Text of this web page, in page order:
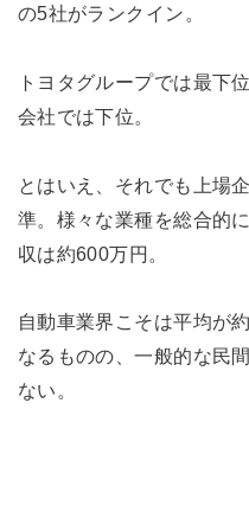
の5社がランクイン。
トヨタグループでは最下
会社では下位。
とはいえ、それでも上場
準。様々な業種を総合的
収は約600万円。
自動車業界こそは平均が
なるものの、一般的な民
ない。